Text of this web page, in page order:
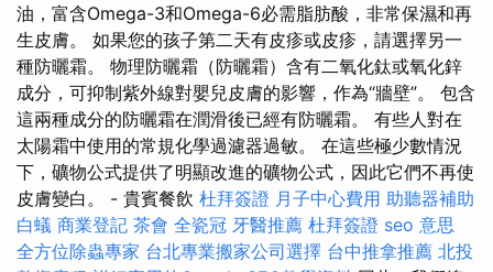
油，富含Omega-3和Omega-6必需脂肪酸，非常保濕和再
生皮膚。 如果您的孩子第二天有皮疹或皮疹，請選擇另一
種防曬霜。 物理防曬霜（防曬霜）含有二氧化鈦或氧化鋅
成分，可抑制紫外線對嬰兒皮膚的影響，作為“牆壁”。 包含
這兩種成分的防曬霜在潤滑後已經有防曬霜。 有些人對在
太陽霜中使用的常規化學過濾器過敏。 在這些極少數情況
下，礦物公式提供了明顯改進的礦物公式，因此它們不再使
皮膚變白。 - 貴賓餐飲 杜拜簽證 月子中心費用 助聽器補助
白蟻 商業登記 茶會 全瓷冠 牙醫推薦 杜拜簽證 seo 意思
全方位除蟲專家 台北專業搬家公司選擇 台中推拿推薦 北投